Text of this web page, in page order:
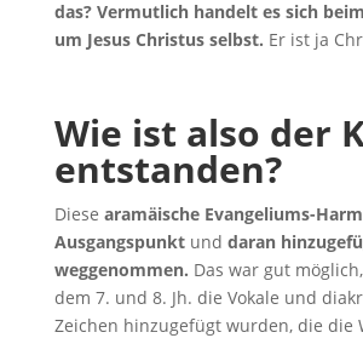
das? Vermutlich handelt es sich
um Jesus Christus selbst. Er ist ja
Wie ist also der
entstanden?
Diese aramäische Evangeliums-
Ausgangspunktund daran
weggenommen. Das war gut
dem 7. und 8. Jh. die Vokale und
Zeichen hinzugefügt wurden, die die